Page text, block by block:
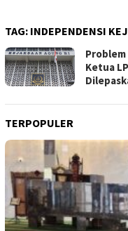
TAG: INDEPENDENSI
Problem
Ketua
TERPOPULER